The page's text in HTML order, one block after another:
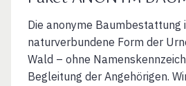
Die anonyme Baumbestattung
naturverbundene Form der
Wald – ohne
Begleitung der Angehörigen.